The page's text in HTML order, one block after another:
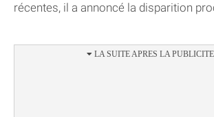
récentes, il a annoncé la disparition